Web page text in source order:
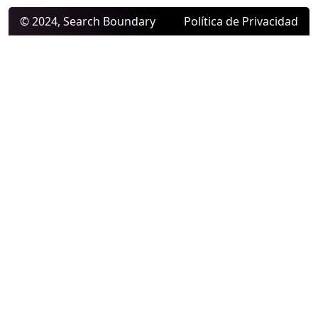
© 2024, Search Boundary Política de Privacidad